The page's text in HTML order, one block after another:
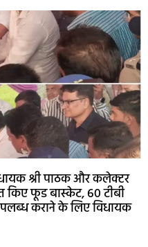
श्री पाठक और कलेक्टर
किए फूड बास्केट, 60 टीबी
कराने के लिए विधायक